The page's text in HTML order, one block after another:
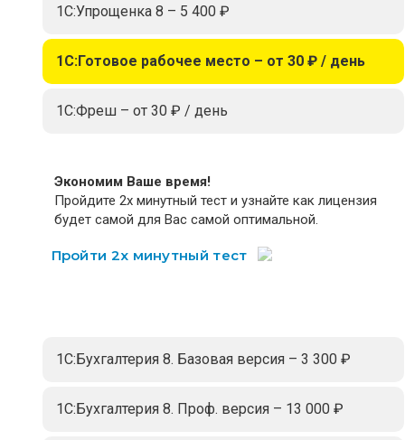
1С:Упрощенка 8 – 5 400 ₽
1С:Готовое рабочее место – от 30 ₽ / день
1С:Фреш – от 30 ₽ / день
Экономим Ваше время!
Пройдите 2х минутный тест и узнайте как лицензия
будет самой для Вас самой оптимальной.
Пройти 2х минутный тест
1С:Бухгалтерия 8. Базовая версия – 3 300 ₽
1С:Бухгалтерия 8. Проф. версия – 13 000 ₽